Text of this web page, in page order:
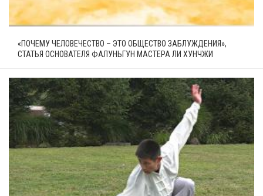
«ПОЧЕМУ ЧЕЛОВЕЧЕСТВО – ЭТО ОБЩЕСТВО ЗАБЛУЖДЕНИЯ»,
СТАТЬЯ ОСНОВАТЕЛЯ ФАЛУНЬГУН МАСТЕРА ЛИ ХУНЧЖИ